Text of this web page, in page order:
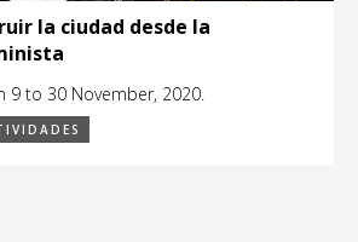
la ciudad desde la
9 to 30 November, 2020.